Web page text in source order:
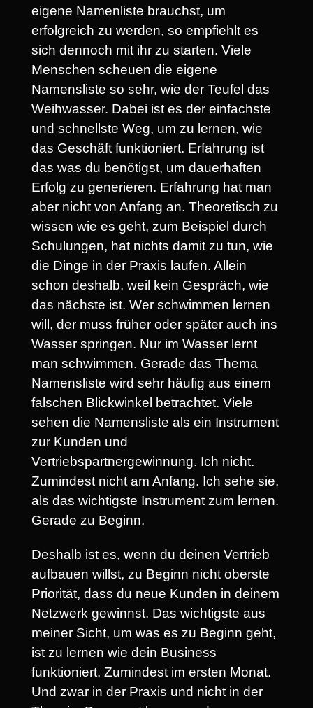
eigene Namenliste brauchst, um
erfolgreich zu werden, so empfiehlt es
sich dennoch mit ihr zu starten. Viele
Menschen scheuen die eigene
Namensliste so sehr, wie der Teufel das
Weihwasser. Dabei ist es der einfachste
und schnellste Weg, um zu lernen, wie
das Geschäft funktioniert. Erfahrung ist
das was du benötigst, um dauerhaften
Erfolg zu generieren. Erfahrung hat man
aber nicht von Anfang an. Theoretisch zu
wissen wie es geht, zum Beispiel durch
Schulungen, hat nichts damit zu tun, wie
die Dinge in der Praxis laufen. Allein
schon deshalb, weil kein Gespräch, wie
das nächste ist. Wer schwimmen lernen
will, der muss früher oder später auch ins
Wasser springen. Nur im Wasser lernt
man schwimmen. Gerade das Thema
Namensliste wird sehr häufig aus einem
falschen Blickwinkel betrachtet. Viele
sehen die Namensliste als ein Instrument
zur Kunden und
Vertriebspartnergewinnung. Ich nicht.
Zumindest nicht am Anfang. Ich sehe sie,
als das wichtigste Instrument zum lernen.
Gerade zu Beginn.
Deshalb ist es, wenn du deinen Vertrieb
aufbauen willst, zu Beginn nicht oberste
Priorität, dass du neue Kunden in deinem
Netzwerk gewinnst. Das wichtigste aus
meiner Sicht, um was es zu Beginn geht,
ist zu lernen wie dein Business
funktioniert. Zumindest im ersten Monat.
Und zwar in der Praxis und nicht in der